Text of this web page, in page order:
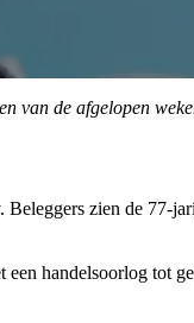
van de afgelopen
zien de 77-
een handelsoorlog tot